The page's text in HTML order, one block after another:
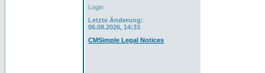
Login
Letzte Änderung:
06.08.2026, 14:33
CMSimple Legal Notices